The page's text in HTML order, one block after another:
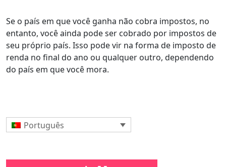
Se o país em que você ganha não cobra impostos, no
entanto, você ainda pode ser cobrado por impostos de
seu próprio país. Isso pode vir na forma de imposto de
renda no final do ano ou qualquer outro, dependendo
do país em que você mora.
Português